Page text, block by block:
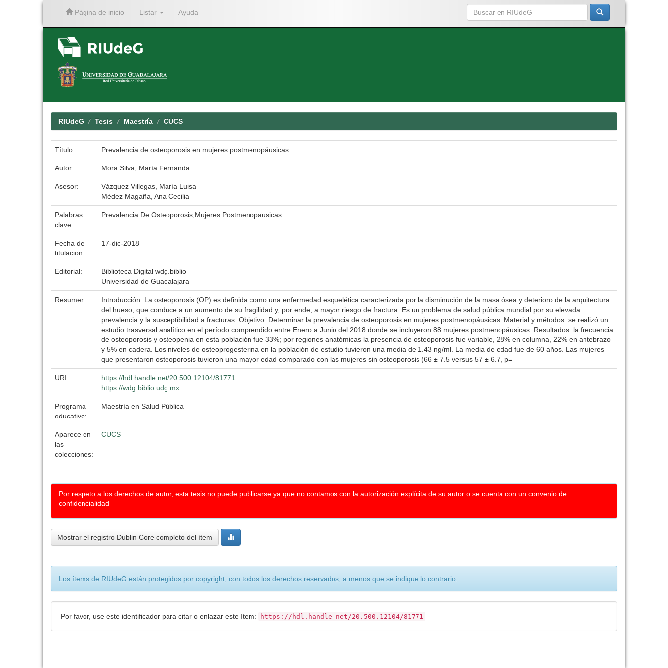
Página de inicio Listar Ayuda
RIUdeG Tesis Maestría CUCS
Título: Prevalencia de osteoporosis en mujeres postmenopáusicas
Autor: Mora Silva, María Fernanda
Asesor:
Vázquez Villegas, María Luisa
Médez Magaña, Ana Cecilia
Palabras
clave:
Prevalencia De Osteoporosis;Mujeres Postmenopausicas
Fecha de
titulación:
17-dic-2018
Editorial:
Biblioteca Digital wdg.biblio
Universidad de Guadalajara
Resumen:
Introducción. La osteoporosis (OP) es definida como una enfermedad esquelética caracterizada por la disminución de la masa ósea y deterioro de la arquitectura
del hueso, que conduce a un aumento de su fragilidad y, por ende, a mayor riesgo de fractura. Es un problema de salud pública mundial por su elevada
prevalencia y la susceptibilidad a fracturas. Objetivo: Determinar la prevalencia de osteoporosis en mujeres postmenopáusicas. Material y métodos: se realizó un
estudio trasversal analítico en el período comprendido entre Enero a Junio del 2018 donde se incluyeron 88 mujeres postmenopáusicas. Resultados: la frecuencia
de osteoporosis y osteopenia en esta población fue 33%; por regiones anatómicas la presencia de osteoporosis fue variable, 28% en columna, 22% en antebrazo
y 5% en cadera. Los niveles de osteoprogesterina en la población de estudio tuvieron una media de 1.43 ng/ml. La media de edad fue de 60 años. Las mujeres
que presentaron osteoporosis tuvieron una mayor edad comparado con las mujeres sin osteoporosis (66 ± 7.5 versus 57 ± 6.7, p=
URI:
https://hdl.handle.net/20.500.12104/81771
https://wdg.biblio.udg.mx
Programa
educativo:
Maestría en Salud Pública
Aparece en
las
colecciones:
CUCS
Por respeto a los derechos de autor, esta tesis no puede publicarse ya que no contamos con la autorización explícita de su autor o se cuenta con un convenio de
confidencialidad
Mostrar el registro Dublin Core completo del ítem
Los ítems de RIUdeG están protegidos por copyright, con todos los derechos reservados, a menos que se indique lo contrario.
Por favor, use este identificador para citar o enlazar este ítem: https://hdl.handle.net/20.500.12104/81771